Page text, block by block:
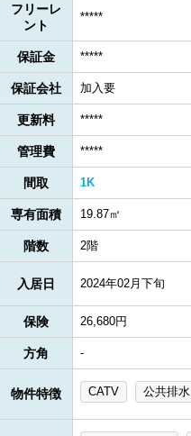
フリーレ
ント
*****
保証金 *****
保証会社 加入要
更新料 *****
管理費 *****
間取 1K
専有面積 19.87㎡
階数 2階
入居日 2024年02月下旬
保険 26,680円
方角 -
物件特徴 CATV 公共排水